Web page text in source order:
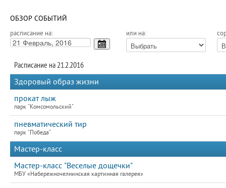
ОБЗОР СОБЫТИЙ
расписание на: или на:
Расписание на 21.2.2016
Здоровый образ жизни
прокат лыж
парк "Комсомольский"
пневматический тир
парк "Победа"
Мастер-класс
Мастер-класс "Веселые дощечки"
МБУ «Набережночелнинская картинная галерея»